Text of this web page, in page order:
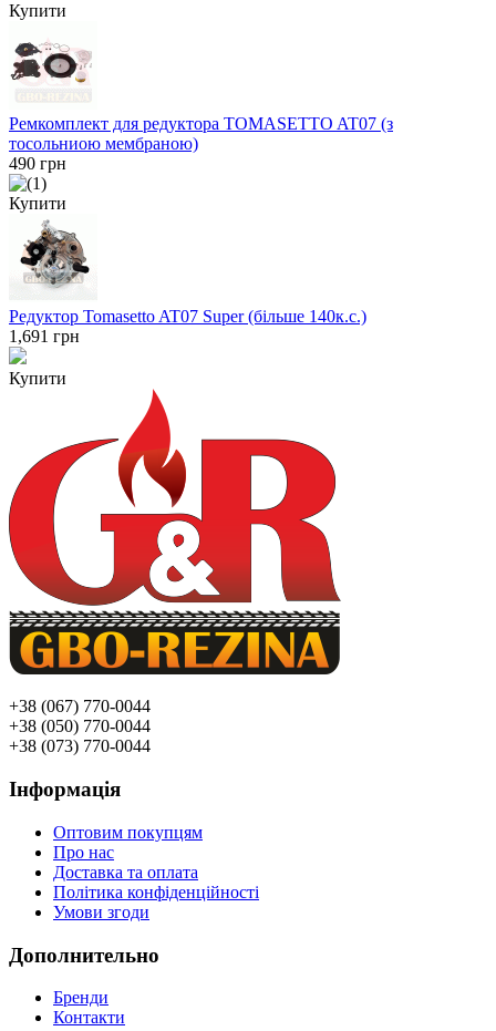
Купити
Ремкомплект для редуктора TOMASETTO AT07 (з
тосольниою мембраною)
490 грн
Купити
Редуктор Tomasetto AT07 Super (більше 140к.с.)
1,691 грн
Купити
+38 (067) 770-0044
+38 (050) 770-0044
+38 (073) 770-0044
Інформація
Оптовим покупцям
Про нас
Доставка та оплата
Політика конфіденційності
Умови згоди
Дополнительно
Бренди
Контакти